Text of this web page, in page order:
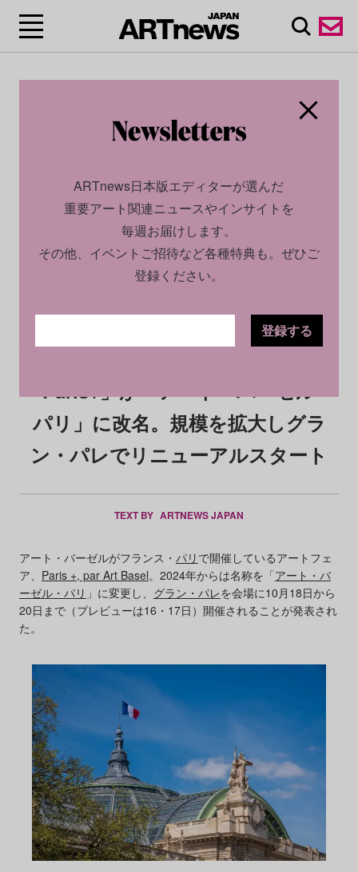
2024.05.28
「Paris+」が「アート・バーゼル・
パリ」に改名。規模を拡大しグラ
ン・パレでリニューアルスタート
TEXT BY ARTNEWS JAPAN
アート・バーゼルがフランス・ パリ で開催しているアートフェ
ア、 Paris +, par Art Basel。2024年からは名称を「アート・バ
ーゼル・パリ 」に変更し、 グラン・パレを会場に10月18日から
20日まで（プレビューは16・17日）開催されることが発表され
た。
ARTnews日本版エディターが選んだ
重要アート関連ニュースやインサイトを
毎週お届けします。
その他、イベントご招待など各種特典も。ぜひご
登録ください。
登録する